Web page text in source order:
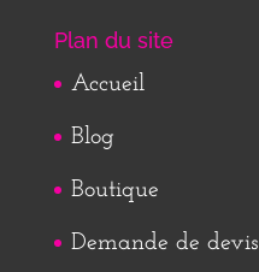
Plan du site
Accueil
Blog
Boutique
Demande de devis